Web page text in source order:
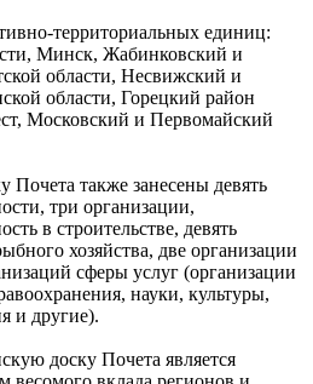
территориальных единиц:
Минск, Жабинковский и
области, Несвижский и
области, Горецкий район
Московский и Первомайский
Почета также занесены девять
три организации,
в строительстве, девять
хозяйства, две организации
сферы услуг (организации
науки, культуры,
и другие).
доску Почета является